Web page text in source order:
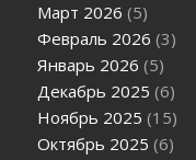
Март 2026 (5)
Февраль 2026 (3)
Январь 2026 (5)
Декабрь 2025 (6)
Ноябрь 2025 (15)
Октябрь 2025 (6)